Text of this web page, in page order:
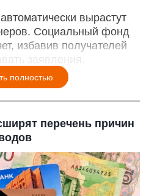
вырастут
Социальный фонд
избавив получателей
заявления.
полностью
перечень причин